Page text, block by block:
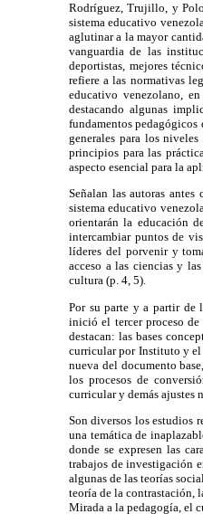
Rodríguez, Trujillo, y
sistema educativo
aglutinar a la mayor
vanguardia de las
deportistas, mejores
refiere a las normativas
educativo venezolano,
destacando algunas
fundamentos
generales para los
principios para las
aspecto esencial para la
Señalan las autoras
sistema educativo
orientarán la educación
intercambiar puntos de
líderes del porvenir y
acceso a las ciencias y
cultura (p. 4, 5).
Por su parte y a partir de
inició el tercer proceso
destacan: las bases
curricular por Instituto y el
nueva del documento
los procesos de
curricular y demás ajustes
Son diversos los estudios
una temática de
donde se expresen las
trabajos de investigación
algunas de las teorías
teoría de la contrastación,
Mirada a la pedagogía, el